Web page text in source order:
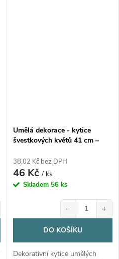
Umělá dekorace - kytice
švestkových květů 41 cm –
38,02 Kč bez DPH
46 Kč/ ks
Skladem 56 ks
− +
DO KOŠÍKU
Dekorativní kytice umělých